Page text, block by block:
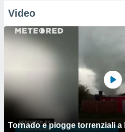
Video
Tornado e piogge torrenziali a